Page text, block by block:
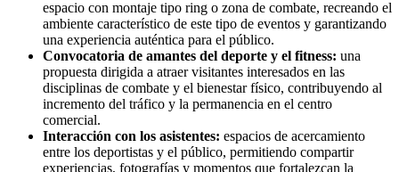
espacio con montaje tipo ring o zona de combate, recreando el
ambiente característico de este tipo de eventos y garantizando
una experiencia auténtica para el público.
Convocatoria de amantes del deporte y el fitness: una
propuesta dirigida a atraer visitantes interesados en las
disciplinas de combate y el bienestar físico, contribuyendo al
incremento del tráfico y la permanencia en el centro
comercial.
Interacción con los asistentes: espacios de acercamiento
entre los deportistas y el público, permitiendo compartir
experiencias, fotografías y momentos que fortalezcan la